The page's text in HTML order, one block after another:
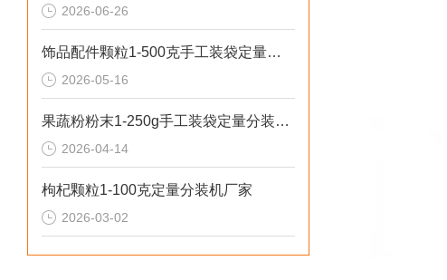
2026-06-26
饰品配件颗粒1-500克手工装袋定量分装机推荐
2026-05-16
果蔬粉粉末1-250g手工装袋定量分装机（可瓶装）
2026-04-14
枸杞颗粒1-100克定量分装机厂家
2026-03-02